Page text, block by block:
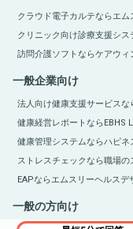
クラウド電子カルテならエム
クリニック向け診療支援シ
訪問介護ソフトならケアウィ
一般企業向け
法人向け健康支援サービス
健康経営レポートならEBHS
健康管理システムならハピネ
ストレスチェックなら職場
EAPならエムスリーヘルスデ
一般の方向け